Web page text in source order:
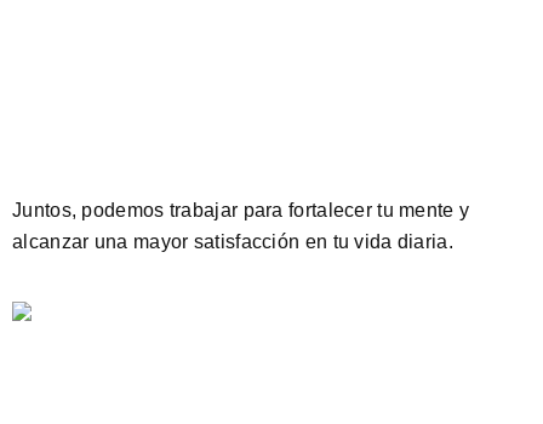
Juntos, podemos trabajar para fortalecer tu mente y
alcanzar una mayor satisfacción en tu vida diaria.